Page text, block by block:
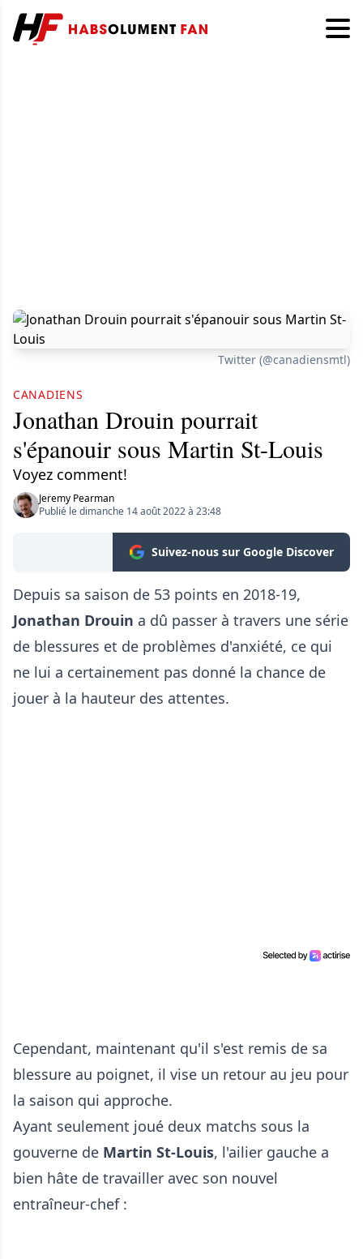
Twitter (@canadiensmtl)
CANADIENS
Jonathan Drouin pourrait
s'épanouir sous Martin St-Louis
Voyez comment!
Jeremy Pearman
Publié le dimanche 14 août 2022 à 23:48
Suivez-nous sur Google Discover
Depuis sa saison de 53 points en 2018-19,
Jonathan Drouin a dû passer à travers une série
de blessures et de problèmes d'anxiété, ce qui
ne lui a certainement pas donné la chance de
jouer à la hauteur des attentes.
Cependant, maintenant qu'il s'est remis de sa
blessure au poignet, il vise un retour au jeu pour
la saison qui approche.
Ayant seulement joué deux matchs sous la
gouverne de Martin St-Louis, l'ailier gauche a
bien hâte de travailler avec son nouvel
entraîneur-chef :